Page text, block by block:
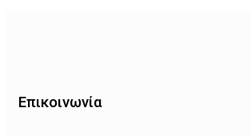
Επικοινωνία